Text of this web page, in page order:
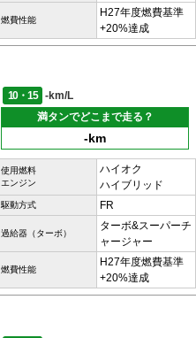
燃費性能
H27年度燃費基準
+20%達成
10・15
-km/L
満タンでどこまで走る？
-km
使用燃料
エンジン
ハイオク
ハイブリッド
駆動方式 FR
過給器（ターボ）
ターボ&スーパーチ
ャージャー
燃費性能
H27年度燃費基準
+20%達成